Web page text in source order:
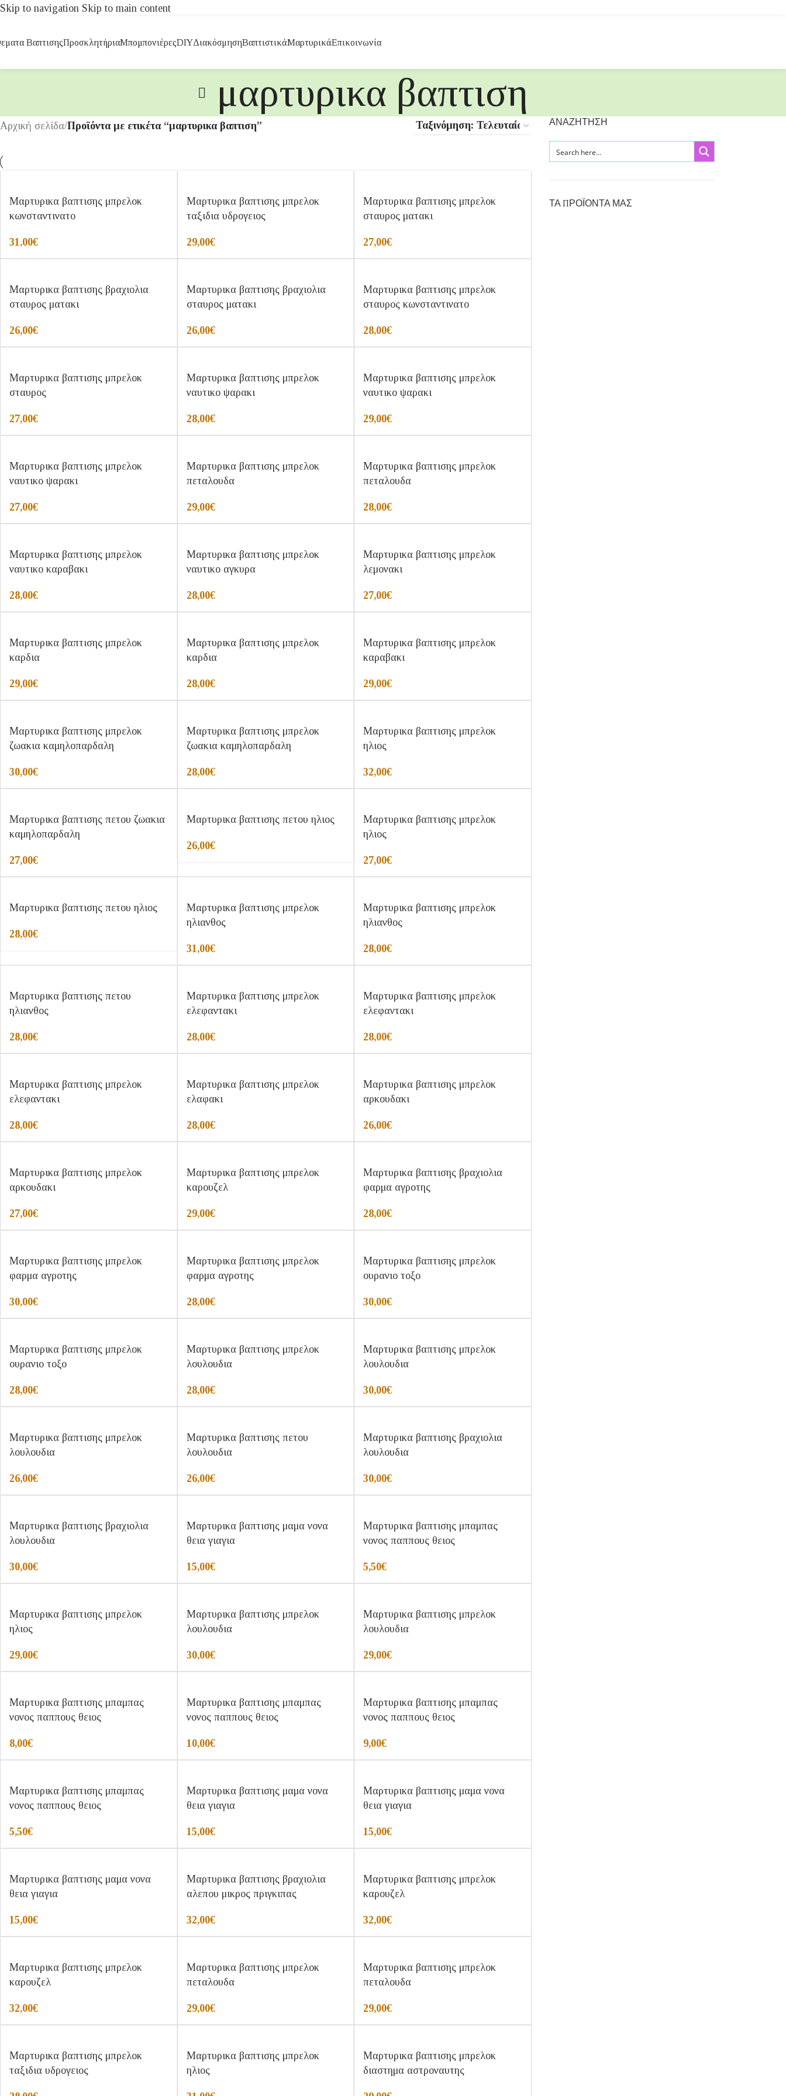
Skip to navigation Skip to main content
ΒαπτισηςΠροσκλητήριαΜπομπονιέρεςDIYΔιακόσμησηΒαπτιστικάΜαρτυρικάΕπικοινωνία
μαρτυρικα βαπτιση
Αρχική σελίδα/Προϊόντα με ετικέτα “μαρτυρικα βαπτιση”
Μαρτυρικα βαπτισης μπρελοκ
κωνσταντινατο
31,00€
Μαρτυρικα βαπτισης μπρελοκ
ταξιδια υδρογειος
29,00€
Μαρτυρικα βαπτισης μπρελοκ
σταυρος ματακι
27,00€
Μαρτυρικα βαπτισης βραχιολια
σταυρος ματακι
26,00€
Μαρτυρικα βαπτισης βραχιολια
σταυρος ματακι
26,00€
Μαρτυρικα βαπτισης μπρελοκ
σταυρος κωνσταντινατο
28,00€
Μαρτυρικα βαπτισης μπρελοκ
σταυρος
27,00€
Μαρτυρικα βαπτισης μπρελοκ
ναυτικο ψαρακι
28,00€
Μαρτυρικα βαπτισης μπρελοκ
ναυτικο ψαρακι
29,00€
Μαρτυρικα βαπτισης μπρελοκ
ναυτικο ψαρακι
27,00€
Μαρτυρικα βαπτισης μπρελοκ
πεταλουδα
29,00€
Μαρτυρικα βαπτισης μπρελοκ
πεταλουδα
28,00€
Μαρτυρικα βαπτισης μπρελοκ
ναυτικο καραβακι
28,00€
Μαρτυρικα βαπτισης μπρελοκ
ναυτικο αγκυρα
28,00€
Μαρτυρικα βαπτισης μπρελοκ
λεμονακι
27,00€
Μαρτυρικα βαπτισης μπρελοκ
καρδια
29,00€
Μαρτυρικα βαπτισης μπρελοκ
καρδια
28,00€
Μαρτυρικα βαπτισης μπρελοκ
καραβακι
29,00€
Μαρτυρικα βαπτισης μπρελοκ
ζωακια καμηλοπαρδαλη
30,00€
Μαρτυρικα βαπτισης μπρελοκ
ζωακια καμηλοπαρδαλη
28,00€
Μαρτυρικα βαπτισης μπρελοκ
ηλιος
32,00€
Μαρτυρικα βαπτισης πετου ζωακια
καμηλοπαρδαλη
27,00€
Μαρτυρικα βαπτισης πετου ηλιος
26,00€
Μαρτυρικα βαπτισης μπρελοκ
ηλιος
27,00€
Μαρτυρικα βαπτισης πετου ηλιος
28,00€
Μαρτυρικα βαπτισης μπρελοκ
ηλιανθος
31,00€
Μαρτυρικα βαπτισης μπρελοκ
ηλιανθος
28,00€
Μαρτυρικα βαπτισης πετου
ηλιανθος
28,00€
Μαρτυρικα βαπτισης μπρελοκ
ελεφαντακι
28,00€
Μαρτυρικα βαπτισης μπρελοκ
ελεφαντακι
28,00€
Μαρτυρικα βαπτισης μπρελοκ
ελεφαντακι
28,00€
Μαρτυρικα βαπτισης μπρελοκ
ελαφακι
28,00€
Μαρτυρικα βαπτισης μπρελοκ
αρκουδακι
26,00€
Μαρτυρικα βαπτισης μπρελοκ
αρκουδακι
27,00€
Μαρτυρικα βαπτισης μπρελοκ
καρουζελ
29,00€
Μαρτυρικα βαπτισης βραχιολια
φαρμα αγροτης
28,00€
Μαρτυρικα βαπτισης μπρελοκ
φαρμα αγροτης
30,00€
Μαρτυρικα βαπτισης μπρελοκ
φαρμα αγροτης
28,00€
Μαρτυρικα βαπτισης μπρελοκ
ουρανιο τοξο
30,00€
Μαρτυρικα βαπτισης μπρελοκ
ουρανιο τοξο
28,00€
Μαρτυρικα βαπτισης μπρελοκ
λουλουδια
28,00€
Μαρτυρικα βαπτισης μπρελοκ
λουλουδια
30,00€
Μαρτυρικα βαπτισης μπρελοκ
λουλουδια
26,00€
Μαρτυρικα βαπτισης πετου
λουλουδια
26,00€
Μαρτυρικα βαπτισης βραχιολια
λουλουδια
30,00€
Μαρτυρικα βαπτισης βραχιολια
λουλουδια
30,00€
Μαρτυρικα βαπτισης μαμα νονα
θεια γιαγια
15,00€
Μαρτυρικα βαπτισης μπαμπας
νονος παππους θειος
5,50€
Μαρτυρικα βαπτισης μπρελοκ
ηλιος
29,00€
Μαρτυρικα βαπτισης μπρελοκ
λουλουδια
30,00€
Μαρτυρικα βαπτισης μπρελοκ
λουλουδια
29,00€
Μαρτυρικα βαπτισης μπαμπας
νονος παππους θειος
8,00€
Μαρτυρικα βαπτισης μπαμπας
νονος παππους θειος
10,00€
Μαρτυρικα βαπτισης μπαμπας
νονος παππους θειος
9,00€
Μαρτυρικα βαπτισης μπαμπας
νονος παππους θειος
5,50€
Μαρτυρικα βαπτισης μαμα νονα
θεια γιαγια
15,00€
Μαρτυρικα βαπτισης μαμα νονα
θεια γιαγια
15,00€
Μαρτυρικα βαπτισης μαμα νονα
θεια γιαγια
15,00€
Μαρτυρικα βαπτισης βραχιολια
αλεπου μικρος πριγκιπας
32,00€
Μαρτυρικα βαπτισης μπρελοκ
καρουζελ
32,00€
Μαρτυρικα βαπτισης μπρελοκ
καρουζελ
32,00€
Μαρτυρικα βαπτισης μπρελοκ
πεταλουδα
29,00€
Μαρτυρικα βαπτισης μπρελοκ
πεταλουδα
29,00€
Μαρτυρικα βαπτισης μπρελοκ
ταξιδια υδρογειος
Μαρτυρικα βαπτισης μπρελοκ
ηλιος
Μαρτυρικα βαπτισης μπρελοκ
διαστημα αστροναυτης
ΑΝΑΖΗΤΗΣΗ
ΤΑ ΠΡΟΪΟΝΤΑ ΜΑΣ